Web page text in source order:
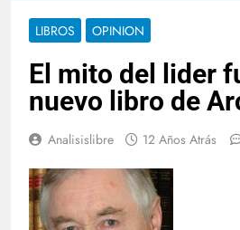
LIBROS OPINION
El mito del lider
nuevo libro de
Analisislibre 12 Años Atrás